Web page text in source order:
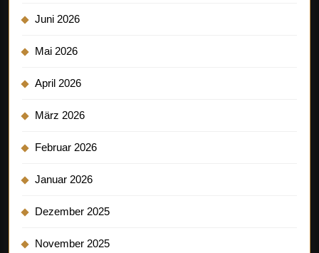
Juni 2026
Mai 2026
April 2026
März 2026
Februar 2026
Januar 2026
Dezember 2025
November 2025